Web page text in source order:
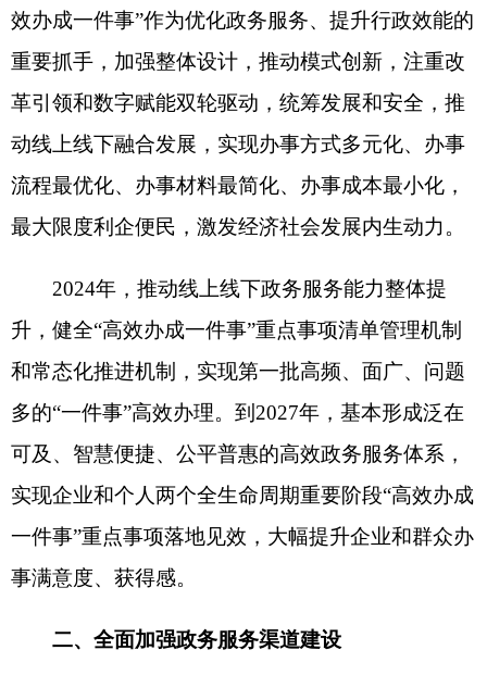
升，健全“高效办成一件事”重点事项清单管理机制
和常态化推进机制，实现第一批高频、面广、问题
多的“一件事”高效办理。到2027年，基本形成泛在
实现企业和个人两个全生命周期重要阶段“高效办成
一件事”重点事项落地见效，大幅提升企业和群众办
事满意度、获得感。
二、全面加强政务服务渠道建设
（一）推进线下办事“只进一门”。完善集约高
效的线下政务服务体系，县级以上地方人民政府政
务服务中心要合理设置综合服务窗口和专业服务窗
政务服务中心集中办理，实现统一受理和一站式办
理。有关部门单设的政务服务窗口应整合并入本级
政务服务中心，确不具备整合条件的要纳入一体化
管理，按统一要求提供规范服务。结合经济社会发
民服务中心和村（社区）便民服务站建设。鼓励在